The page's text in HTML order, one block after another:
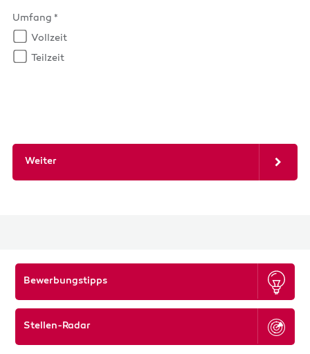
Umfang *
Vollzeit
Teilzeit
Weiter
Bewerbungstipps
Stellen-Radar